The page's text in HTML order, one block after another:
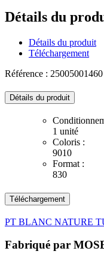
Détails du
Détails du produit
Téléchargement
Référence : 25005001460
Détails du produit
1 unité
Coloris :
9010
Format :
830
Téléchargement
PT BLANC NATURE
Fabriqué par